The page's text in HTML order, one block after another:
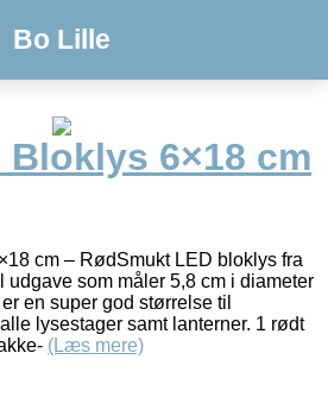
Bo Lille
Bloklys 6×18 cm
cm – RødSmukt LED bloklys fra
udgave som måler 5,8 cm i diameter
en super god størrelse til
lysestager samt lanterner. 1 rødt
(Læs mere)